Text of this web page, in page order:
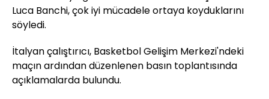
Luca Banchi, çok iyi mücadele ortaya koyduklarını
söyledi.
İtalyan çalıştırıcı, Basketbol Gelişim Merkezi'ndeki
maçın ardından düzenlenen basın toplantısında
açıklamalarda bulundu.